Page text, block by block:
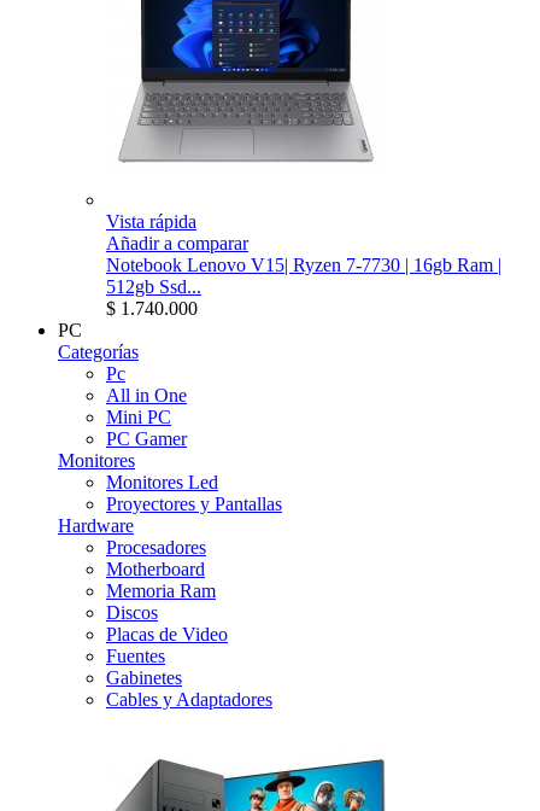
Vista rápida
Añadir a comparar
Notebook Lenovo V15| Ryzen 7-7730 | 16gb Ram |
512gb Ssd...
$ 1.740.000
PC
Categorías
Pc
All in One
Mini PC
PC Gamer
Monitores
Monitores Led
Proyectores y Pantallas
Hardware
Procesadores
Motherboard
Memoria Ram
Discos
Placas de Video
Fuentes
Gabinetes
Cables y Adaptadores